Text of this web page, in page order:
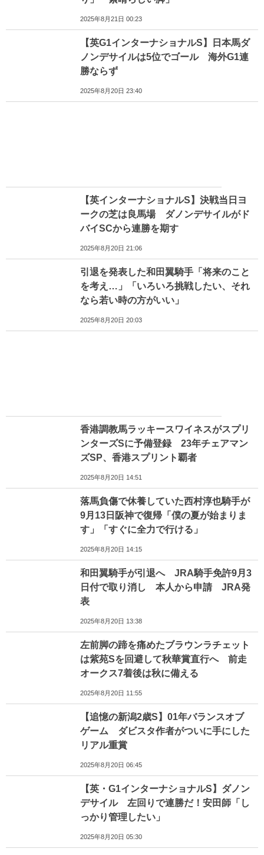
2025年8月21日 00:23
【英G1インターナショナルS】日本馬ダ
ノンデサイルは5位でゴール 海外G1連
勝ならず
2025年8月20日 23:40
【英インターナショナルS】決戦当日ヨ
ークの芝は良馬場 ダノンデサイルがド
バイSCから連勝を期す
2025年8月20日 21:06
引退を発表した和田翼騎手「将来のこと
を考え…」「いろいろ挑戦したい、それ
なら若い時の方がいい」
2025年8月20日 20:03
香港調教馬ラッキースワイネスがスプリ
ンターズSに予備登録 23年チェアマン
ズSP、香港スプリント覇者
2025年8月20日 14:51
落馬負傷で休養していた西村淳也騎手が
9月13日阪神で復帰「僕の夏が始まりま
す」「すぐに全力で行ける」
2025年8月20日 14:15
和田翼騎手が引退へ JRA騎手免許9月3
日付で取り消し 本人から申請 JRA発
表
2025年8月20日 13:38
左前脚の蹄を痛めたブラウンラチェット
は紫苑Sを回避して秋華賞直行へ 前走
オークス7着後は秋に備える
2025年8月20日 11:55
【追憶の新潟2歳S】01年バランスオブ
ゲーム ダビスタ作者がついに手にした
リアル重賞
2025年8月20日 06:45
【英・G1インターナショナルS】ダノン
デサイル 左回りで連勝だ！安田師「し
っかり管理したい」
2025年8月20日 05:30